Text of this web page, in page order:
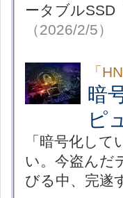
ータブルSSD
（2026/2/5）
「
暗
ピ
「暗号化し
い。今盗んだ
びる中、完遂